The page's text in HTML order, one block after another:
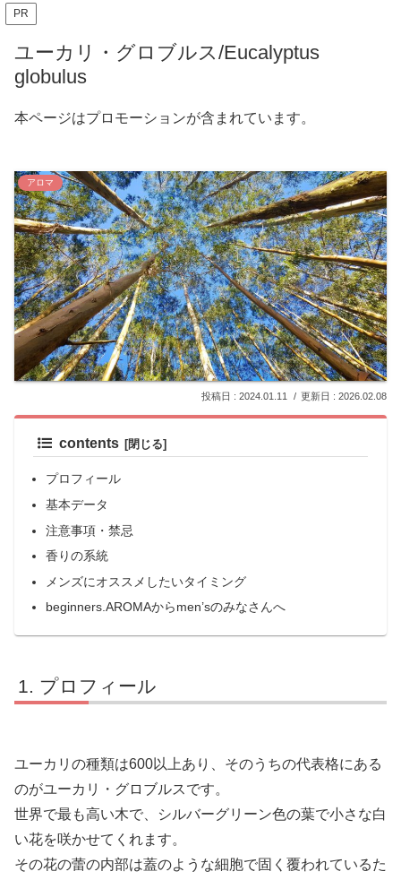
PR
ユーカリ・グロブルス/Eucalyptus
globulus
本ページはプロモーションが含まれています。
アロマ
2024.01.11 2026.02.08
contents
プロフィール
基本データ
注意事項・禁忌
香りの系統
メンズにオススメしたいタイミング
beginners.AROMAからmen’sのみなさんへ
プロフィール
ユーカリの種類は600以上あり、そのうちの代表格にある
のがユーカリ・グロブルスです。
世界で最も高い木で、シルバーグリーン色の葉で小さな白
い花を咲かせてくれます。
その花の蕾の内部は蓋のような細胞で固く覆われているた